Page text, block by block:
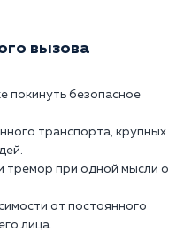
вызова
покинуть безопасное
транспорта, крупных
тремор при одной мысли о
от постоянного
лица.